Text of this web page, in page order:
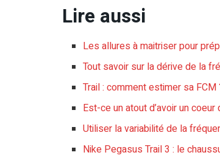
Lire aussi
Les allures à maitriser pour
Tout savoir sur la dérive de la
Trail : comment estimer sa FCM
Est-ce un atout d’avoir un
Utiliser la variabilité de la
Nike Pegasus Trail 3 : le